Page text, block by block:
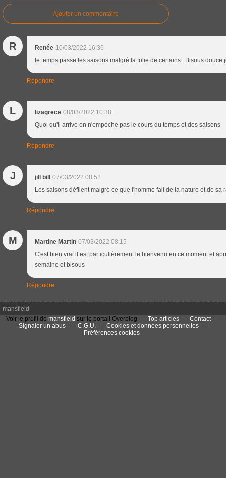
Ajouter un commentaire
R Renée 10/03/2022 16:36
le temps passe les saisons malgré la folie de certains...Bisous douce
Répondre
L lizagrece 08/03/2022 10:38
Quoi qu'il arrive on n'empèche pas le cours du temps et des saisons
Répondre
J jill bill
07/03/2022 08:52
Les saisons défilent malgré ce que l'homme fait de la nature et de sa
Répondre
M Martine Martin 07/03/2022 08:15
C'est bien vrai il est particulièrement le bienvenu en ce moment et
semaine et bisous
Répondre
mansfield
Voir le profil de mansfield sur le portail Overblog Top articles
Contact
Signaler un abus
C.G.U.
Cookies et données personnelles
Préférences cookies